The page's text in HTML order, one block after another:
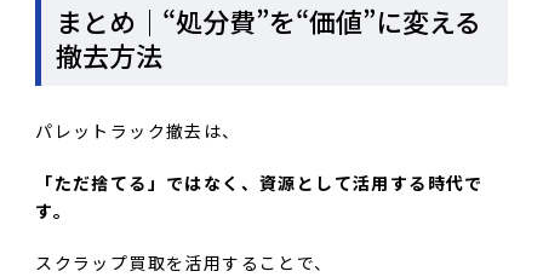
まとめ｜“処分費”を“価値”に変える
撤去方法
パレットラック撤去は、
「ただ捨てる」ではなく、資源として活用する時代で
す。
スクラップ買取を活用することで、